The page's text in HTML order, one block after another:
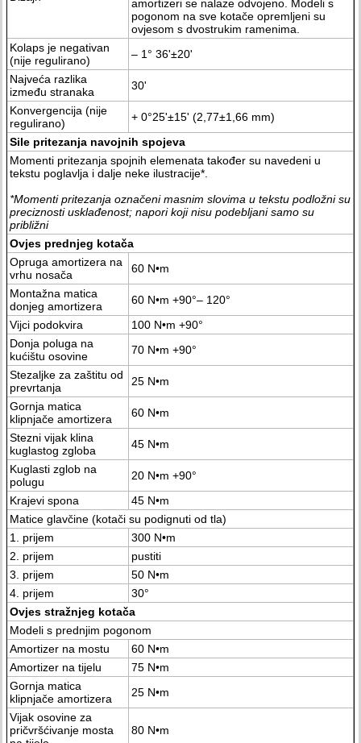
amortizeri se nalaze odvojeno. Modeli s
pogonom na sve kotače opremljeni su
ovjesom s dvostrukim ramenima.
Kolaps je negativan
(nije regulirano)
– 1° 36'±20'
Najveća razlika
između stranaka
30'
Konvergencija (nije
regulirano)
+ 0°25'±15' (2,77±1,66 mm)
Sile pritezanja navojnih spojeva
Momenti pritezanja spojnih elemenata također su navedeni u
tekstu poglavlja i dalje neke ilustracije*.
*Momenti pritezanja označeni masnim slovima u tekstu podložni su
preciznosti usklađenost; napori koji nisu podebljani samo su
približni
Ovjes prednjeg kotača
Opruga amortizera na
vrhu nosača
60 N•m
Montažna matica
donjeg amortizera
60 N•m +90°– 120°
Vijci podokvira
100 N•m +90°
Donja poluga na
kućištu osovine
70 N•m +90°
Stezaljke za zaštitu od
prevrtanja
25 N•m
Gornja matica
klipnjače amortizera
60 N•m
Stezni vijak klina
kuglastog zgloba
45 N•m
Kuglasti zglob na
polugu
20 N•m +90°
Krajevi spona
45 N•m
Matice glavčine (kotači su podignuti od tla)
1. prijem
300 N•m
2. prijem
pustiti
3. prijem
50 N•m
4. prijem
30°
Ovjes stražnjeg kotača
Modeli s prednjim pogonom
Amortizer na mostu
60 N•m
Amortizer na tijelu
75 N•m
Gornja matica
klipnjače amortizera
25 N•m
Vijak osovine za
pričvršćivanje mosta
80 N•m